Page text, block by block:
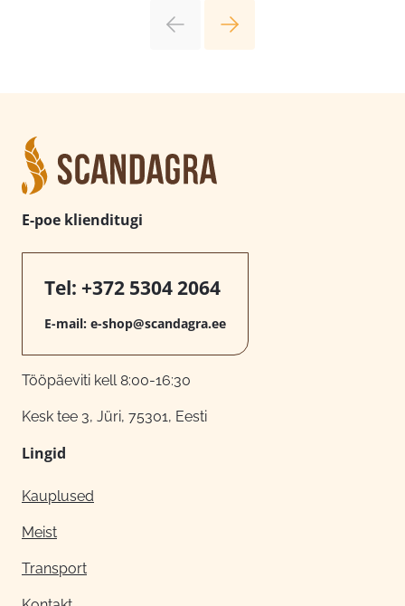
E-poe klienditugi
Tel: +372 5304 2064
E-mail: e-shop@scandagra.ee
Tööpäeviti kell 8:00-16:30
Kesk tee 3, Jüri, 75301, Eesti
Lingid
Kauplused
Meist
Transport